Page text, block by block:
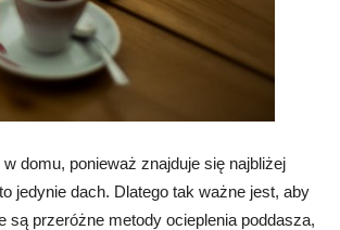
domu, ponieważ znajduje się najbliżej
jedynie dach. Dlatego tak ważne jest, aby
są przeróżne metody ocieplenia poddasza,